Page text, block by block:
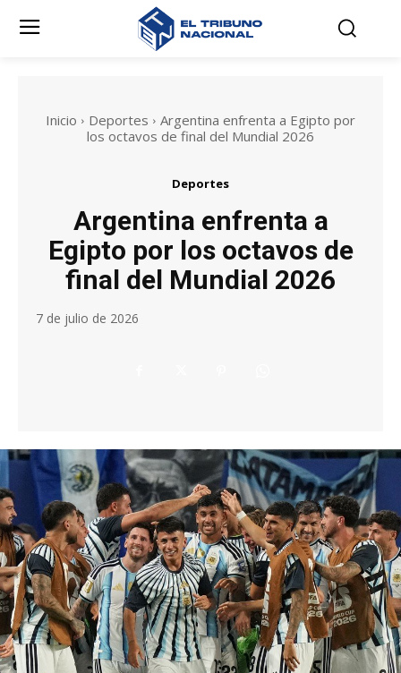
Inicio Deportes
Argentina enfrenta a Egipto por
los octavos de final del Mundial 2026
Deportes
Argentina enfrenta a
Egipto por los octavos de
final del Mundial 2026
7 de julio de 2026